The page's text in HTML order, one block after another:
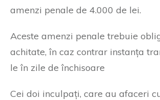
amenzi penale de 4.000 de lei.
Aceste amenzi penale trebuie
achitate, în caz contrar instanța
le în zile de închisoare
Cei doi inculpați, care au afaceri